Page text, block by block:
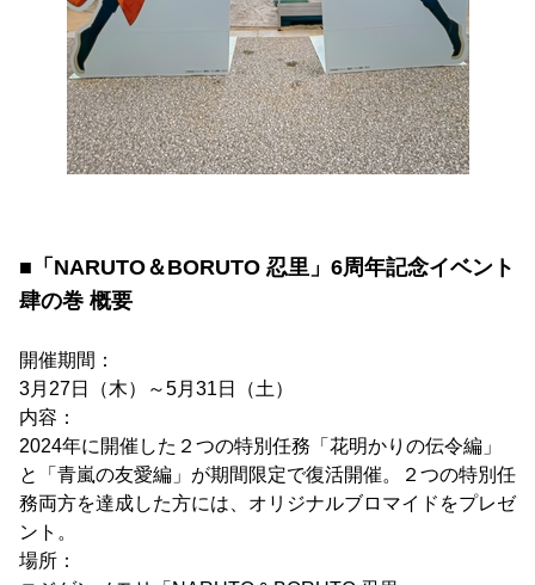
■「NARUTO＆BORUTO 忍里」6周年記念イベント
肆の巻 概要
開催期間：
3月27日（木）～5月31日（土）
内容：
2024年に開催した２つの特別任務「花明かりの伝令編」
と「青嵐の友愛編」が期間限定で復活開催。２つの特別任
務両方を達成した方には、オリジナルブロマイドをプレゼ
ント。
場所：